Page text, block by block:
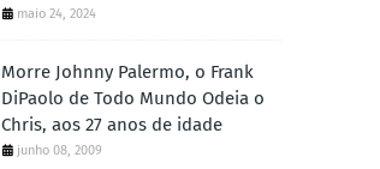
maio 24, 2024
Morre Johnny Palermo, o Frank
DiPaolo de Todo Mundo Odeia o
Chris, aos 27 anos de idade
junho 08, 2009